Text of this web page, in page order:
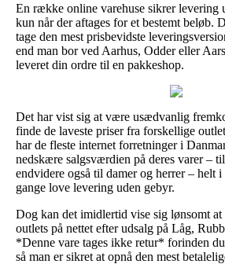
En række online varehuse sikrer levering
kun når der aftages for et bestemt beløb.
tage den mest prisbevidste
end man bor ved Aarhus, Odder eller
leveret din ordre til en pakkeshop.
Det har vist sig at være usædvanlig
finde de laveste priser fra forskellige
har de fleste internet forretninger i
nedskære salgsværdien på deres varer –
endvidere også til damer og herrer – helt
gange love levering uden gebyr.
Dog kan det imidlertid vise sig lønsomt
outlets på nettet efter udsalg på Låg,
*Denne vare tages ikke retur* forinden
så man er sikret at opnå den mest